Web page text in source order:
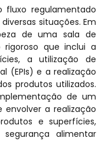
fluxo regulamentado
situações. Em
de uma sala de
que inclui a
a utilização de
(EPIs) e a realização
produtos utilizados.
de um
envolver a realização
e superfícies,
alimentar